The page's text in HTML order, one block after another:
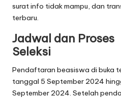
surat info tidak mampu, dan
terbaru.
Jadwal dan Proses
Seleksi
Pendaftaran beasiswa di buka
tanggal 5 September 2024
September 2024. Setelah